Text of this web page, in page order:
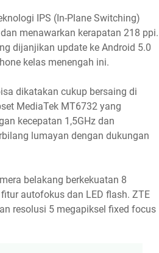
IPS (In-Plane Switching)
menawarkan kerapatan 218 ppi.
dijanjikan update ke Android 5.0
kelas menengah ini.
dikatakan cukup bersaing di
MediaTek MT6732 yang
kecepatan 1,5GHz dan
lumayan dengan dukungan
belakang berkekuatan 8
autofokus dan LED flash. ZTE
resolusi 5 megapiksel fixed focus